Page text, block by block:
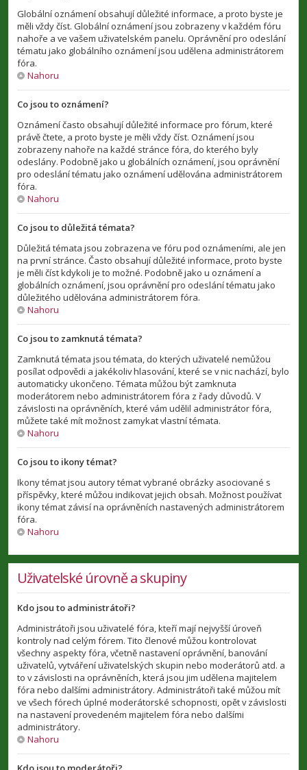
Globální oznámení obsahují důležité informace, a proto byste je
měli vždy číst. Globální oznámení jsou zobrazeny v každém fóru
nahoře a ve vašem uživatelském panelu. Oprávnění pro odeslání
tématu jako globálního oznámení jsou udělena administrátorem
fóra.
Nahoru
Co jsou to oznámení?
Oznámení často obsahují důležité informace pro fórum, které
právě čtete, a proto byste je měli vždy číst. Oznámení jsou
zobrazeny nahoře na každé stránce fóra, do kterého byly
odeslány. Podobně jako u globálních oznámení, jsou oprávnění
pro odeslání tématu jako oznámení udělována administrátorem
fóra.
Nahoru
Co jsou to důležitá témata?
Důležitá témata jsou zobrazena ve fóru pod oznámeními, ale jen
na první stránce. Často obsahují důležité informace, proto byste
je měli číst kdykoli je to možné. Podobně jako u oznámení a
globálních oznámení, jsou oprávnění pro odeslání tématu jako
důležitého udělována administrátorem fóra.
Nahoru
Co jsou to zamknutá témata?
Zamknutá témata jsou témata, do kterých uživatelé nemůžou
posílat odpovědi a jakékoliv hlasování, které se v nic nachází, bylo
automaticky ukončeno. Témata můžou být zamknuta
moderátorem nebo administrátorem fóra z řady důvodů. V
závislosti na oprávněních, které vám udělil administrátor fóra,
můžete také mít možnost zamykat vlastní témata.
Nahoru
Co jsou to ikony témat?
Ikony témat jsou autory témat vybrané obrázky asociované s
příspěvky, které můžou indikovat jejich obsah. Možnost používat
ikony témat závisí na oprávněních nastavených administrátorem
fóra.
Nahoru
Uživatelské úrovně a skupiny
Kdo jsou to administrátoři?
Administrátoři jsou uživatelé fóra, kteří mají nejvyšší úroveň
kontroly nad celým fórem. Tito členové můžou kontrolovat
všechny aspekty fóra, včetně nastavení oprávnění, banování
uživatelů, vytváření uživatelských skupin nebo moderátorů atd. a
to v závislosti na oprávněních, která jsou jim udělena majitelem
fóra nebo dalšími administrátory. Administrátoři také můžou mít
ve všech fórech úplné moderátorské schopnosti, opět v závislosti
na nastavení provedeném majitelem fóra nebo dalšími
administrátory.
Nahoru